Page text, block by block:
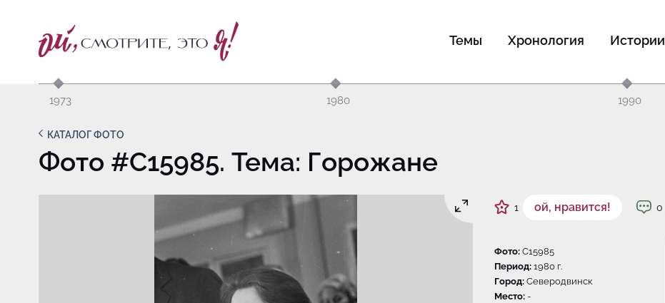
Темы Хронология Истории
1973 1980 1990
КАТАЛОГ ФОТО
Фото #C15985. Тема: Горожане
1 ой, нравится! 0
Фото: C15985
Период: 1980 г.
Город: Северодвинск
Место: -